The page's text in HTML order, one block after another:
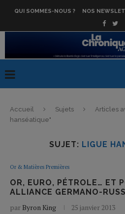
QUI SOMMES-NOUS ? NOS
Accueil Sujets
Articles
hanséatique"
SUJET: LIGUE
Or & Matières Premières
OR, EURO, PÉTROLE… ET
ALLIANCE GERMANO-
par Byron King 25 janvier 2013